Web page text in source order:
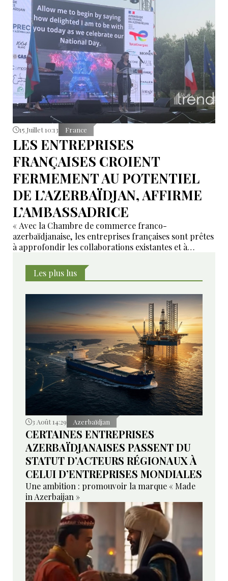
15 Juillet 10:13 France
LES ENTREPRISES
FRANÇAISES CROIENT
FERMEMENT AU POTENTIEL
DE L’AZERBAÏDJAN, AFFIRME
L’AMBASSADRICE
« Avec la Chambre de commerce franco-
azerbaïdjanaise, les entreprises françaises sont prêtes
à approfondir les collaborations existantes et à
Les plus lus
3 Août 14:29 Azerbaïdjan
CERTAINES ENTREPRISES
AZERBAÏDJANAISES PASSENT DU
STATUT D’ACTEURS RÉGIONAUX À
CELUI D’ENTREPRISES MONDIALES
Une ambition : promouvoir la marque « Made
in Azerbaijan »